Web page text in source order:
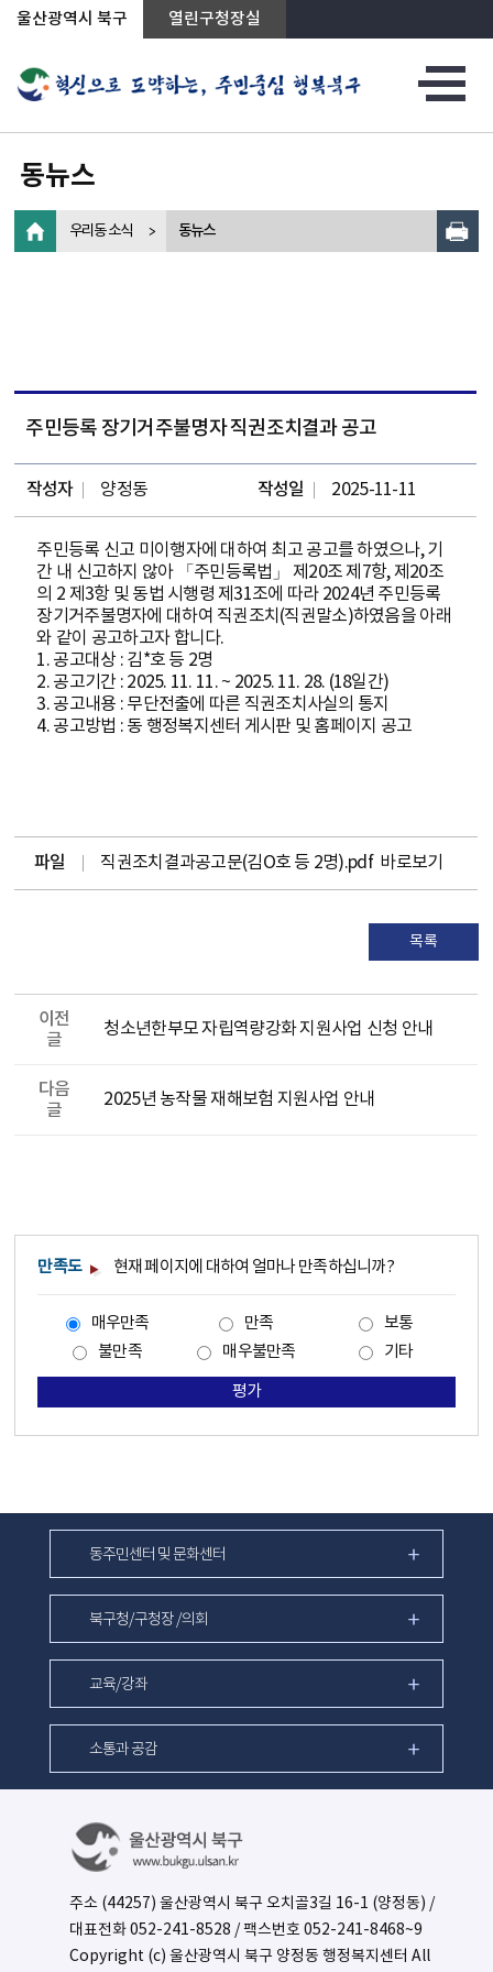
상단메뉴로 바로가기
전체메뉴로 바로가기
왼쪽메뉴로 바로가기
본문으로 바로가기
울산광역시 북구 열린구청장실
동뉴스
우리동 소식 동뉴스
주민등록 장기거주불명자 직권조치결과 공고
작성자 양정동 작성일 2025-11-11
주민등록 신고 미이행자에 대하여 최고 공고를 하였으나, 기
간 내 신고하지 않아 「주민등록법」 제20조 제7항, 제20조
의 2 제3항 및 동법 시행령 제31조에 따라 2024년 주민등록
장기거주불명자에 대하여 직권조치(직권말소)하였음을 아래
와 같이 공고하고자 합니다.
1. 공고대상 : 김*호 등 2명
2. 공고기간 : 2025. 11. 11. ~ 2025. 11. 28. (18일간)
3. 공고내용 : 무단전출에 따른 직권조치사실의 통지
4. 공고방법 : 동 행정복지센터 게시판 및 홈페이지 공고
파일 직권조치결과공고문(김O호 등 2명).pdf 바로보기
목록
이전
글
청소년한부모 자립역량강화 지원사업 신청 안내
다음
글
2025년 농작물 재해보험 지원사업 안내
만족도 현재 페이지에 대하여 얼마나 만족하십니까?
매우만족 만족
보통
불만족
매우불만족 기타
평가
동주민센터 및 문화센터
북구청/구청장 /의회
교육/강좌
소통과 공감
주소 (44257) 울산광역시 북구 오치골3길 16-1 (양정동) /
대표전화052-241-8528 / 팩스번호 052-241-8468~9
Copyright (c) 울산광역시 북구 양정동 행정복지센터 All